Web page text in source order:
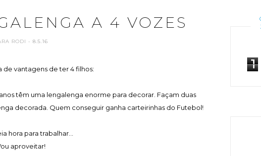
A 4 VOZES
RODI - 8.5.16
de vantagens de ter 4 filhos:
têm uma lengalenga enorme para decorar. Façam duas
decorada. Quem conseguir ganha carteirinhas do Futebol!
hora para trabalhar...
aproveitar!
1